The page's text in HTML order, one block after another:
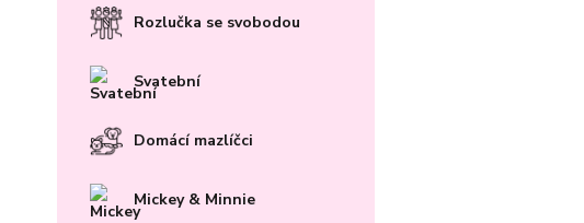
Rozlučka se svobodou
Svatební
Domácí mazlíčci
Mickey & Minnie